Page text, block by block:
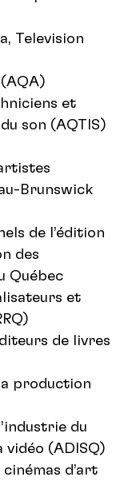
Television
et
son (AQTIS)
Brunswick
de l’édition
des
Québec
et
de livres
production
du
vidéo (ADISQ)
d’art